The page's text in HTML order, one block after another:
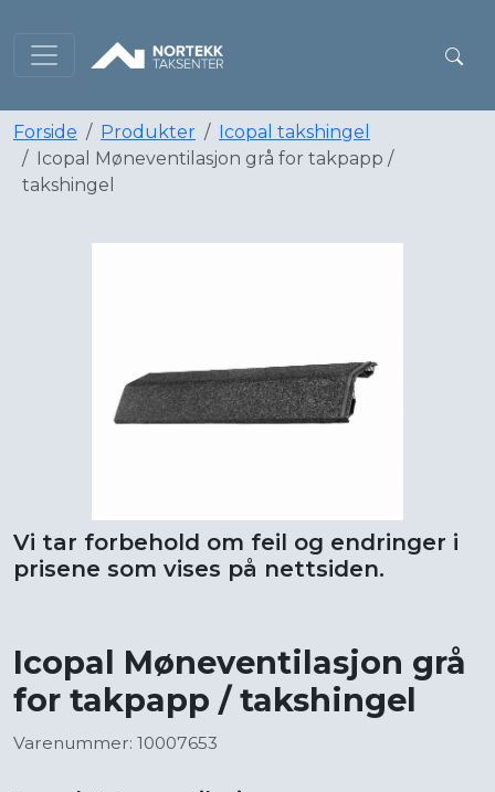
Forside Produkter
Icopal takshingel
Icopal Møneventilasjon grå for takpapp /
takshingel
Vi tar forbehold om feil og endringer i
prisene som vises på nettsiden.
Icopal Møneventilasjon grå
for takpapp / takshingel
Varenummer: 10007653